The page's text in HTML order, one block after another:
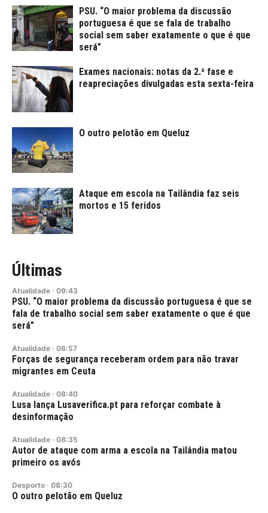
PSU. “O maior problema da discussão
portuguesa é que se fala de trabalho
social sem saber exatamente o que é que
será”
Exames nacionais: notas da 2.ª fase e
reapreciações divulgadas esta sexta-feira
O outro pelotão em Queluz
Ataque em escola na Tailândia faz seis
mortos e 15 feridos
Últimas
Atualidade · 09:43
PSU. “O maior problema da discussão portuguesa é que se
fala de trabalho social sem saber exatamente o que é que
será”
Atualidade · 08:57
Forças de segurança receberam ordem para não travar
migrantes em Ceuta
Atualidade · 08:40
Lusa lança Lusaverifica.pt para reforçar combate à
desinformação
Atualidade · 08:35
Autor de ataque com arma a escola na Tailândia matou
primeiro os avós
Desporto · 08:30
O outro pelotão em Queluz